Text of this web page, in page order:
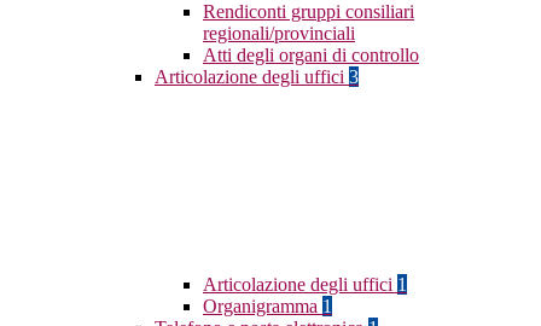
Rendiconti gruppi consiliari
regionali/provinciali
Atti degli organi di controllo
Articolazione degli uffici 3
Articolazione degli uffici 1
Organigramma 1